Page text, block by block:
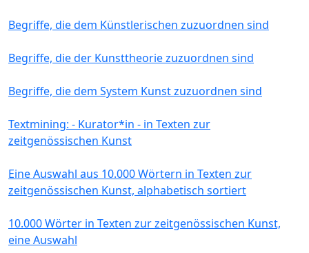
Begriffe, die dem Künstlerischen zuzuordnen sind
Begriffe, die der Kunsttheorie zuzuordnen sind
Begriffe, die dem System Kunst zuzuordnen sind
Textmining: - Kurator*in - in Texten zur
zeitgenössischen Kunst
Eine Auswahl aus 10.000 Wörtern in Texten zur
zeitgenössischen Kunst, alphabetisch sortiert
10.000 Wörter in Texten zur zeitgenössischen Kunst,
eine Auswahl